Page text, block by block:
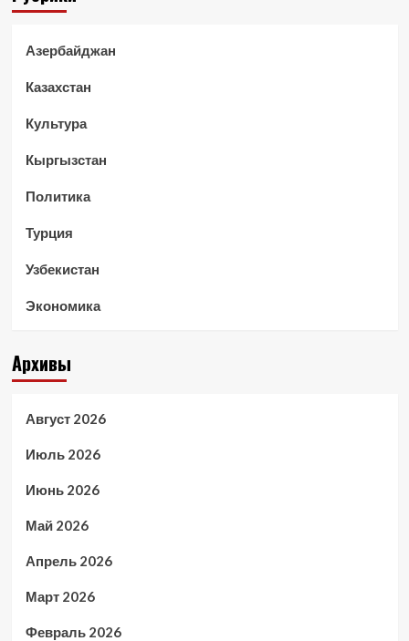
Азербайджан
Казахстан
Культура
Кыргызстан
Политика
Турция
Узбекистан
Экономика
Архивы
Август 2026
Июль 2026
Июнь 2026
Май 2026
Апрель 2026
Март 2026
Февраль 2026